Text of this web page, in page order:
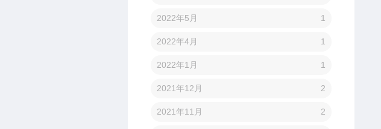
2022年5月 1
2022年4月 1
2022年1月 1
2021年12月 2
2021年11月 2